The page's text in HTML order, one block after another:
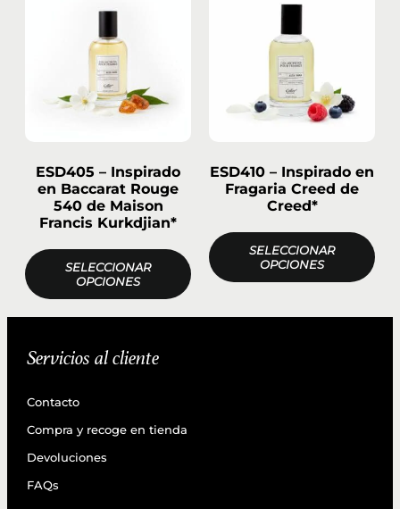
ESD405 – Inspirado
en Baccarat Rouge
540 de Maison
Francis Kurkdjian*
SELECCIONAR
OPCIONES
ESD410 – Inspirado en
Fragaria Creed de
Creed*
SELECCIONAR
OPCIONES
Servicios al cliente
Contacto
Compra y recoge en tienda
Devoluciones
FAQs